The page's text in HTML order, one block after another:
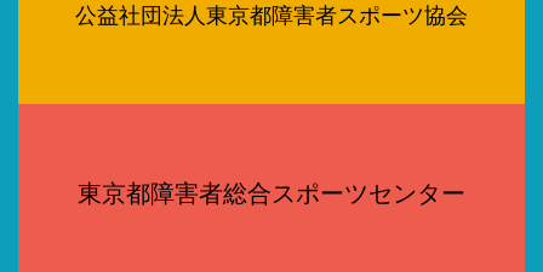
公益社団法人東京都障害者スポーツ協会
東京都障害者総合スポーツセンター